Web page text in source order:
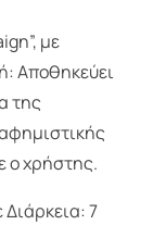
με
Αποθηκεύει
της
ο χρήστης.
7